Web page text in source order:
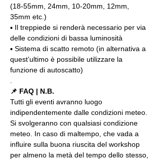
(18-55mm, 24mm, 10-20mm, 12mm,
35mm etc.)
▪️ Il treppiede si renderà necessario per via
delle condizioni di bassa luminosità
▪️ Sistema di scatto remoto (in alternativa a
quest’ultimo è possibile utilizzare la
funzione di autoscatto)
📌 FAQ | N.B.
Tutti gli eventi avranno luogo
indipendentemente dalle condizioni meteo.
Si svolgeranno con qualsiasi condizione
meteo. In caso di maltempo, che vada a
influire sulla buona riuscita del workshop
per almeno la metà del tempo dello stesso,